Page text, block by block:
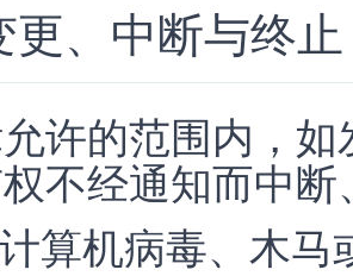
更、中断与终止
许的范围内，
不经通知而中
算机病毒、木